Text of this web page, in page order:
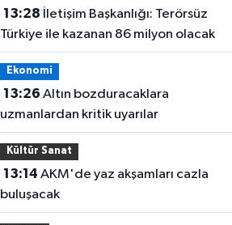
13:28
Türkiye ile kazanan 86 milyon olacak
Ekonomi
13:26
uzmanlardan kritik uyarılar
Kültür Sanat
13:14
buluşacak